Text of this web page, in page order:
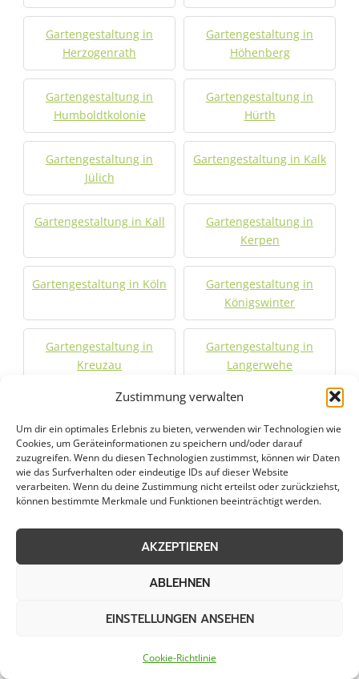
Zustimmung verwalten
Um dir ein optimales Erlebnis zu bieten, verwenden wir Technologien wie
Cookies, um Geräteinformationen zu speichern und/oder darauf
zuzugreifen. Wenn du diesen Technologien zustimmst, können wir Daten
wie das Surfverhalten oder eindeutige IDs auf dieser Website
verarbeiten. Wenn du deine Zustimmung nicht erteilst oder zurückziehst,
können bestimmte Merkmale und Funktionen beeinträchtigt werden.
AKZEPTIEREN
ABLEHNEN
EINSTELLUNGEN ANSEHEN
Cookie-Richtlinie
Gartengestaltung in
Herzogenrath
Gartengestaltung in
Höhenberg
Gartengestaltung in
Humboldtkolonie
Gartengestaltung in
Hürth
Gartengestaltung in
Jülich
Gartengestaltung in Kalk
Gartengestaltung in Kall
Gartengestaltung in
Kerpen
Gartengestaltung in Köln
Gartengestaltung in
Königswinter
Gartengestaltung in
Kreuzau
Gartengestaltung in
Langerwehe
Lohmar
Meckenheim
Gartengestaltung in
Mengenich
Gartengestaltung in
Monschau
Gartengestaltung in
Gartengestaltung in
Neustadt/Nord
Neustadt/Süd
Gartengestaltung in
Gartengestaltung in